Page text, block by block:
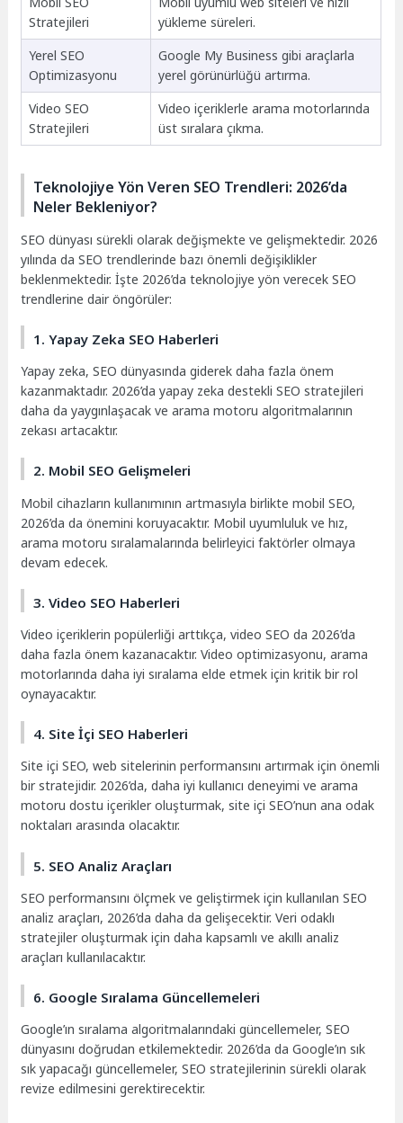
Stratejileri
yükleme süreleri.
Yerel SEO
Optimizasyonu
Google My Business gibi araçlarla
yerel görünürlüğü artırma.
Video SEO
Stratejileri
Video içeriklerle arama motorlarında
üst sıralara çıkma.
Teknolojiye Yön Veren SEO Trendleri: 2026’da
Neler Bekleniyor?
SEO dünyası sürekli olarak değişmekte ve gelişmektedir. 2026
yılında da SEO trendlerinde bazı önemli değişiklikler
beklenmektedir. İşte 2026’da teknolojiye yön verecek SEO
trendlerine dair öngörüler:
1. Yapay Zeka SEO Haberleri
Yapay zeka, SEO dünyasında giderek daha fazla önem
kazanmaktadır. 2026’da yapay zeka destekli SEO stratejileri
daha da yaygınlaşacak ve arama motoru algoritmalarının
zekası artacaktır.
2. Mobil SEO Gelişmeleri
Mobil cihazların kullanımının artmasıyla birlikte mobil SEO,
2026’da da önemini koruyacaktır. Mobil uyumluluk ve hız,
arama motoru sıralamalarında belirleyici faktörler olmaya
devam edecek.
3. Video SEO Haberleri
Video içeriklerin popülerliği arttıkça, video SEO da 2026’da
daha fazla önem kazanacaktır. Video optimizasyonu, arama
motorlarında daha iyi sıralama elde etmek için kritik bir rol
oynayacaktır.
4. Site İçi SEO Haberleri
Site içi SEO, web sitelerinin performansını artırmak için önemli
bir stratejidir. 2026’da, daha iyi kullanıcı deneyimi ve arama
motoru dostu içerikler oluşturmak, site içi SEO’nun ana odak
noktaları arasında olacaktır.
5. SEO Analiz Araçları
SEO performansını ölçmek ve geliştirmek için kullanılan SEO
analiz araçları, 2026’da daha da gelişecektir. Veri odaklı
stratejiler oluşturmak için daha kapsamlı ve akıllı analiz
araçları kullanılacaktır.
6. Google Sıralama Güncellemeleri
Google’ın sıralama algoritmalarındaki güncellemeler, SEO
dünyasını doğrudan etkilemektedir. 2026’da da Google’ın sık
sık yapacağı güncellemeler, SEO stratejilerinin sürekli olarak
revize edilmesini gerektirecektir.